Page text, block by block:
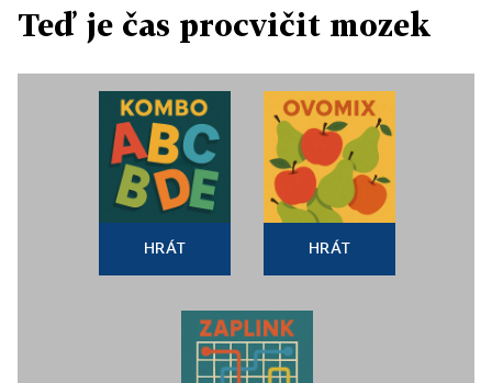
Teď je čas procvičit mozek
HRÁT HRÁT